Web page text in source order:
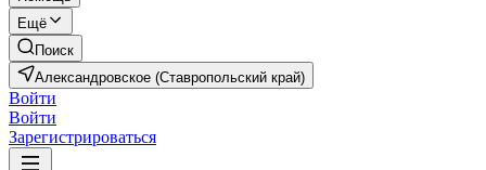
Ещё
Поиск
Александровское (Ставропольский край)
Войти
Войти
Зарегистрироваться